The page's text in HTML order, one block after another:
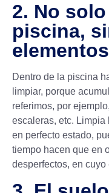
2. No
piscina,
Dentro de la piscina
limpiar, porque
referimos, por
escaleras, etc.
en perfecto estado,
tiempo hacen que en
desperfectos, en